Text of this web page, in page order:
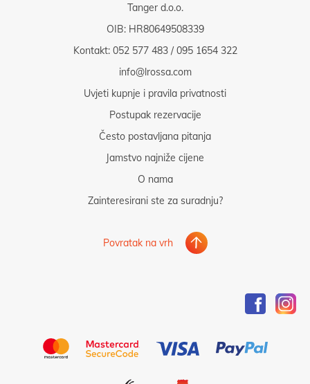
Tanger d.o.o.
OIB: HR80649508339
Kontakt: 052 577 483/095 1654 322
info@lrossa.com
Uvjeti kupnje i pravila privatnosti
Postupak rezervacije
Često postavljana pitanja
Jamstvo najniže cijene
O nama
Zainteresirani ste za suradnju?
Povratak na vrh